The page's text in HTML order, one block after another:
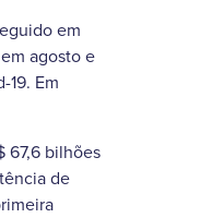
em
agosto e
Em
67,6 bilhões
de